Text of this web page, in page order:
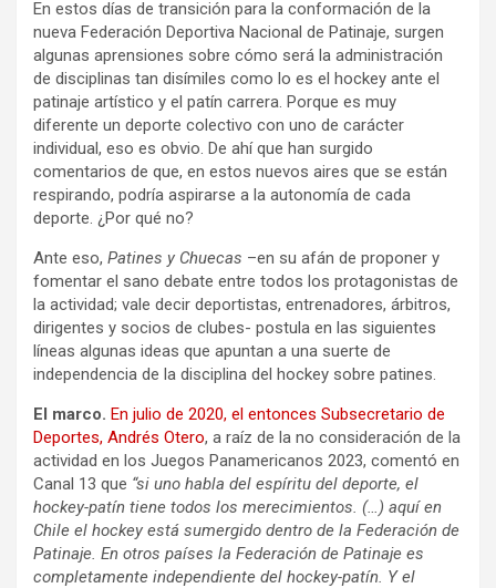
En estos días de transición para la conformación de la
nueva Federación Deportiva Nacional de Patinaje, surgen
algunas aprensiones sobre cómo será la administración
de disciplinas tan disímiles como lo es el hockey ante el
patinaje artístico y el patín carrera. Porque es muy
diferente un deporte colectivo con uno de carácter
individual, eso es obvio. De ahí que han surgido
comentarios de que, en estos nuevos aires que se están
respirando, podría aspirarse a la autonomía de cada
deporte. ¿Por qué no?
Ante eso, Patines y Chuecas –en su afán de proponer y
fomentar el sano debate entre todos los protagonistas de
la actividad; vale decir deportistas, entrenadores, árbitros,
dirigentes y socios de clubes- postula en las siguientes
líneas algunas ideas que apuntan a una suerte de
independencia de la disciplina del hockey sobre patines.
El marco. En julio de 2020, el entonces Subsecretario de
Deportes, Andrés Otero, a raíz de la no consideración de la
actividad en los Juegos Panamericanos 2023, comentó en
Canal 13 que “si uno habla del espíritu del deporte, el
hockey-patín tiene todos los merecimientos. (…) aquí en
Chile el hockey está sumergido dentro de la Federación de
Patinaje. En otros países la Federación de Patinaje es
completamente independiente del hockey-patín. Y el